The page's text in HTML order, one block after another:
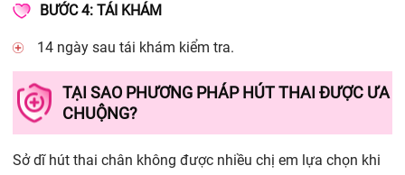
BƯỚC 4: TÁI KHÁM
14 ngày sau tái khám kiểm tra.
TẠI SAO PHƯƠNG PHÁP HÚT THAI ĐƯỢC ƯA
CHUỘNG?
Sở dĩ hút thai chân không được nhiều chị em lựa chọn khi